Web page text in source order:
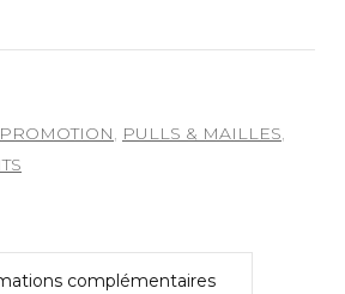
PROMOTION, PULLS & MAILLES,
complémentaires